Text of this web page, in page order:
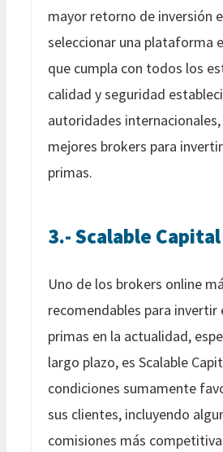
mayor retorno de inversión
seleccionar una plataforma
que cumpla con todos los
calidad y seguridad
autoridades
mejores brokers para
primas.
3.- Scalable Capital
Uno de los brokers online
recomendables para invertir
primas en la actualidad,
largo plazo, es Scalable
condiciones sumamente
sus clientes, incluyendo
comisiones más